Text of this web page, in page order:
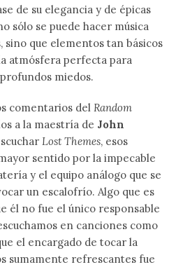
de su elegancia y de épicas
sólo se puede hacer música
sino que elementos tan básicos
atmósfera perfecta para
miedos.
comentarios del Random
a la maestría de John
Lost Themes, esos
sentido por la impecable
y el equipo análogo que se
un escalofrío. Algo que es
él no fue el único responsable
en canciones como
el encargado de tocar la
sumamente refrescantes fue